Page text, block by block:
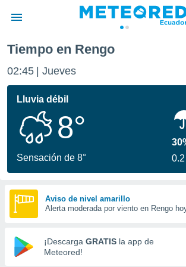
de
ha
para
que se
calidad.
a este
las
forma
digital
basada
Tiempo en Rengo
02:46 Jueves
Lluvia débil
8°
Sensación de 8°
Aviso de nivel amarillo
Alerta moderada por viento en Rengo
¡Descarga GRATIS la app de
Meteored!